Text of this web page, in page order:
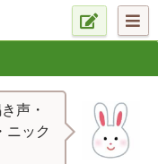
声・
ニック